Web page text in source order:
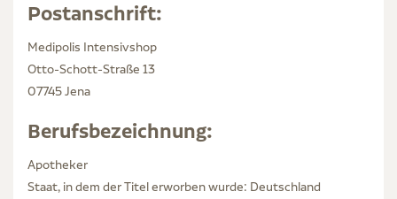
Postanschrift:
Medipolis Intensivshop
Otto-Schott-Straße 13
07745Jena
Berufsbezeichnung:
Apotheker
Staat, in dem der Titel erworben wurde: Deutschland